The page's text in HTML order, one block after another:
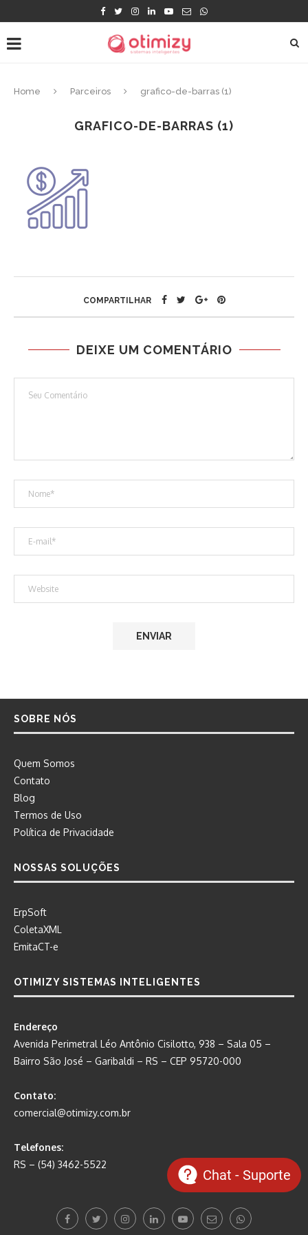
Home Parceiros grafico-de-barras (1)
GRAFICO-DE-BARRAS (1)
COMPARTILHAR
DEIXE UM COMENTÁRIO
SOBRE NÓS
Quem Somos
Contato
Blog
Termos de Uso
Política de Privacidade
NOSSAS SOLUÇÕES
ErpSoft
ColetaXML
EmitaCT-e
OTIMIZY SISTEMAS INTELIGENTES
Endereço
Avenida Perimetral Léo Antônio Cisilotto, 938 – Sala 05 –
Bairro São José – Garibaldi – RS – CEP 95720-000
Contato:
comercial@otimizy.com.br
Telefones:
RS – (54) 3462-5522
Chat - Suporte